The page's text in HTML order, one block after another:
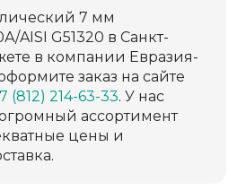
7 мм
AISI G51320 в Санкт-
в компании Евразия-
заказ на сайте
(812) 214-63-33. У нас
ассортимент
цены и